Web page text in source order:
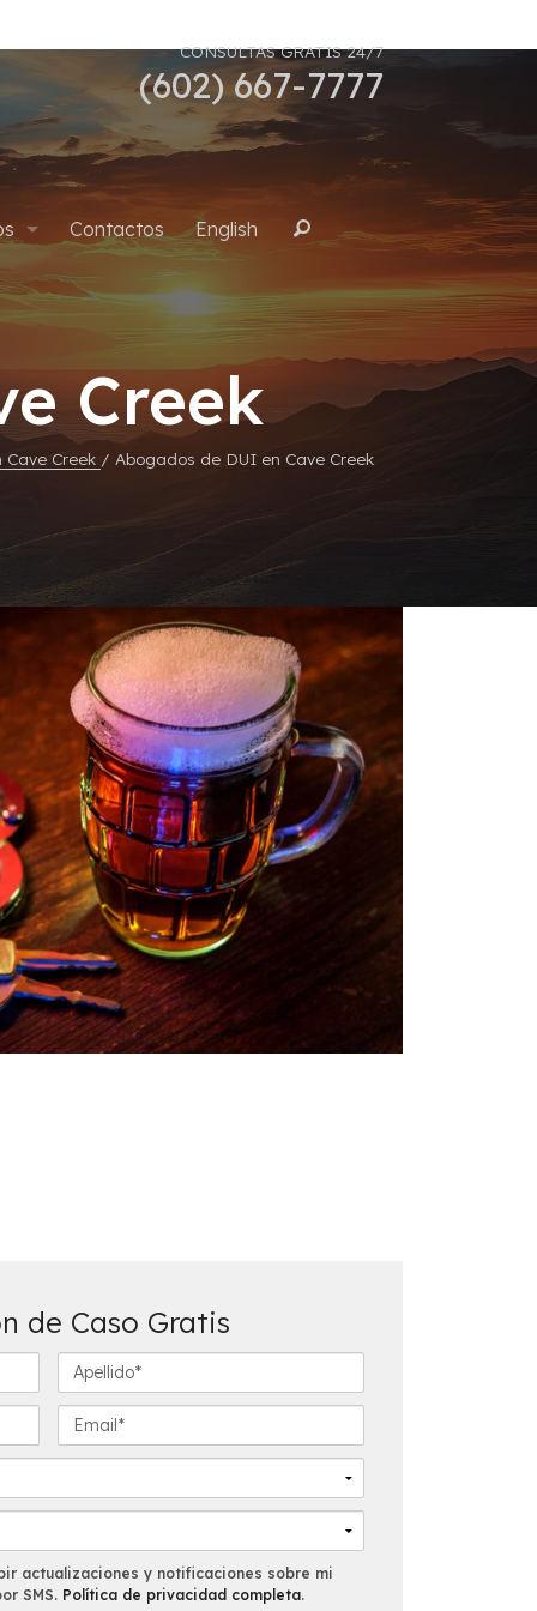
CONSULTAS GRATIS 24/7
(602) 667-7777
Contactos English Buscar
Creek
Creek / Abogados de DUI en Cave Creek
de Caso Gratis
p
e
l
d
m
l
actualizaciones y notificaciones sobre mi
SMS. Política de privacidad completa.